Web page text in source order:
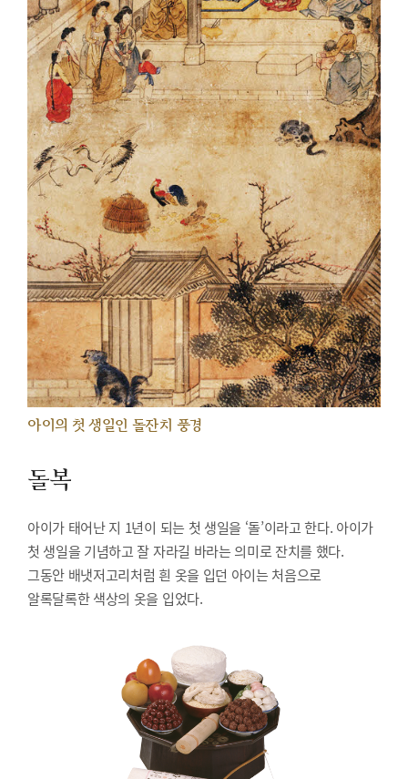
아이의 첫 생일인 돌잔치 풍경
돌복
아이가 태어난 지 1년이 되는 첫 생일을 ‘돌’이라고 한다. 아이가
첫 생일을 기념하고 잘 자라길 바라는 의미로 잔치를 했다.
그동안 배냇저고리처럼 흰 옷을 입던 아이는 처음으로
알록달록한 색상의 옷을 입었다.